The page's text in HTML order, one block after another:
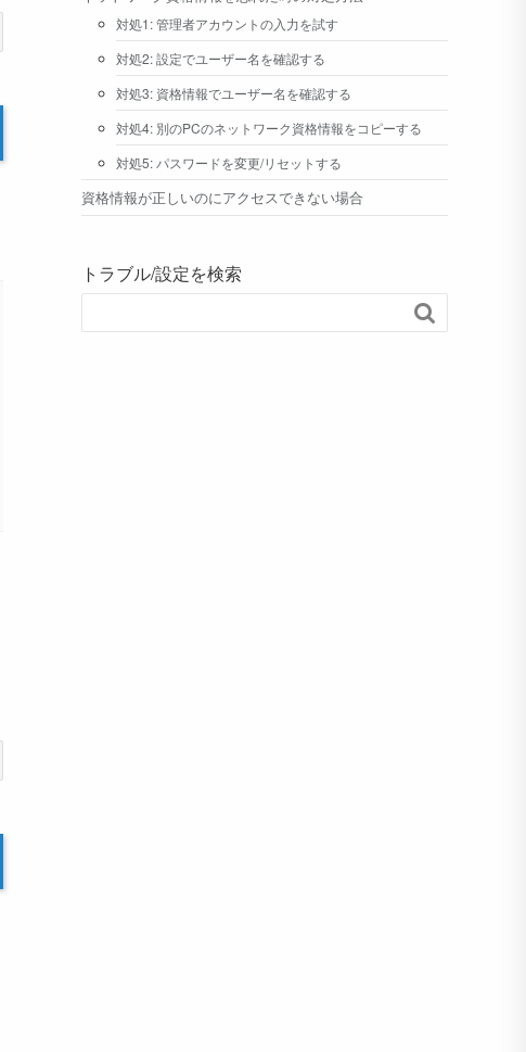
対処1: 管理者アカウントの入力を試す
対処2: 設定でユーザー名を確認する
対処3: 資格情報でユーザー名を確認する
対処4: 別のPCのネットワーク資格情報をコピーする
対処5: パスワードを変更/リセットする
資格情報が正しいのにアクセスできない場合
トラブル/設定を検索
